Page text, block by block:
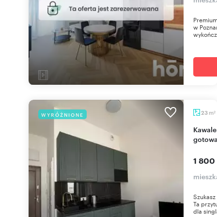
w
WYRÓŻNIONE 23 m2
Kawalerka w centrum Poznania, umeblowana,
1 800
Ta
dla